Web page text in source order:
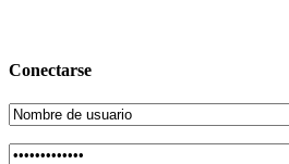
Conectarse